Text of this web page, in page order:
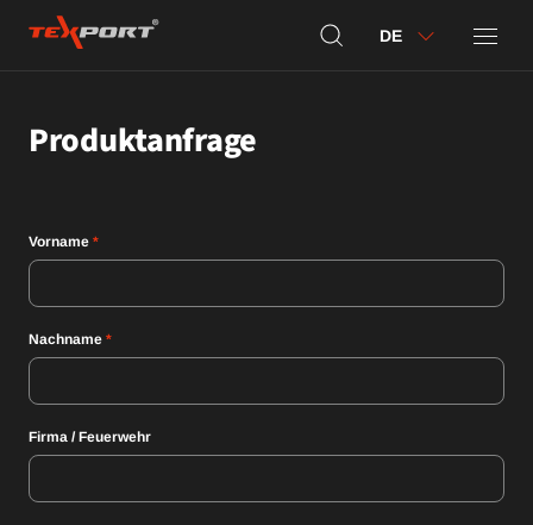
DE
Produktanfrage
Vorname *
Nachname *
Firma / Feuerwehr